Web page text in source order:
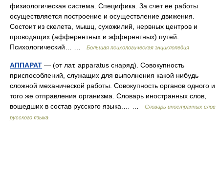
физиологическая система. Специфика. За счет ее работы
осуществляется построение и осуществление движения.
Состоит из скелета, мышц, сухожилий, нервных центров и
проводящих (афферентных и эфферентных) путей.
Психологический… …
Большая психологическая энциклопедия
АППАРАТ — (от лат. apparatus снаряд). Совокупность
приспособлений, служащих для выполнения какой нибудь
сложной механической работы. Совокупность органов одного и
того же отправления организма. Словарь иностранных слов,
вошедших в состав русского языка.… …
Словарь иностранных слов
русского языка